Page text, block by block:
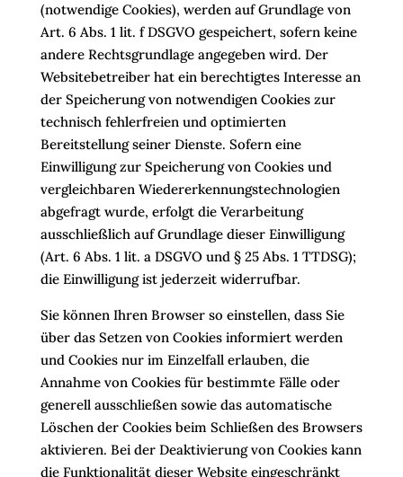
(notwendige Cookies), werden auf Grundlage von
Art. 6 Abs. 1 lit. f DSGVO gespeichert, sofern keine
andere Rechtsgrundlage angegeben wird. Der
Websitebetreiber hat ein berechtigtes Interesse an
der Speicherung von notwendigen Cookies zur
technisch fehlerfreien und optimierten
Bereitstellung seiner Dienste. Sofern eine
Einwilligung zur Speicherung von Cookies und
vergleichbaren Wiedererkennungstechnologien
abgefragt wurde, erfolgt die Verarbeitung
ausschließlich auf Grundlage dieser Einwilligung
(Art. 6 Abs. 1 lit. a DSGVO und § 25 Abs. 1 TTDSG);
die Einwilligung ist jederzeit widerrufbar.
Sie können Ihren Browser so einstellen, dass Sie
über das Setzen von Cookies informiert werden
und Cookies nur im Einzelfall erlauben, die
Annahme von Cookies für bestimmte Fälle oder
generell ausschließen sowie das automatische
Löschen der Cookies beim Schließen des Browsers
aktivieren. Bei der Deaktivierung von Cookies kann
die Funktionalität dieser Website eingeschränkt